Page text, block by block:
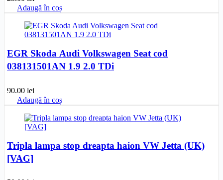
Adaugă în coș
EGR Skoda Audi Volkswagen Seat cod
038131501AN 1.9 2.0 TDi
90.00 lei
Adaugă în coș
Tripla lampa stop dreapta haion VW Jetta (UK)
[VAG]